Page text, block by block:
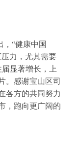
“健康中国
力，尤其需要
显著增长，上
。感谢宝山区司
各方的共同努力
，跑向更广阔的